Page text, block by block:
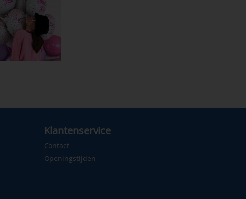
Klantenservice
Contact
Openingstijden